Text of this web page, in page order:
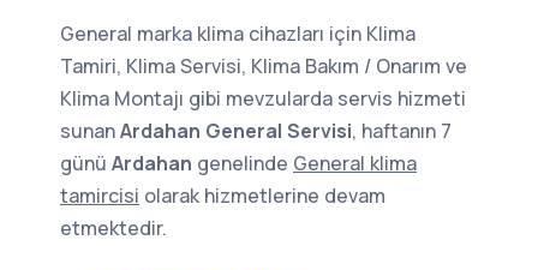
General marka klima cihazları için Klima
Tamiri, Klima Servisi, Klima Bakım / Onarım ve
Klima Montajı gibi mevzularda servis hizmeti
sunanArdahan General Servisi, haftanın 7
günü Ardahan genelinde General klima
tamircisi olarak hizmetlerine devam
etmektedir.